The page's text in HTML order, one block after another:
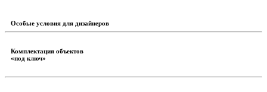
Особые условия для дизайнеров
Комплектация объектов
«под ключ»